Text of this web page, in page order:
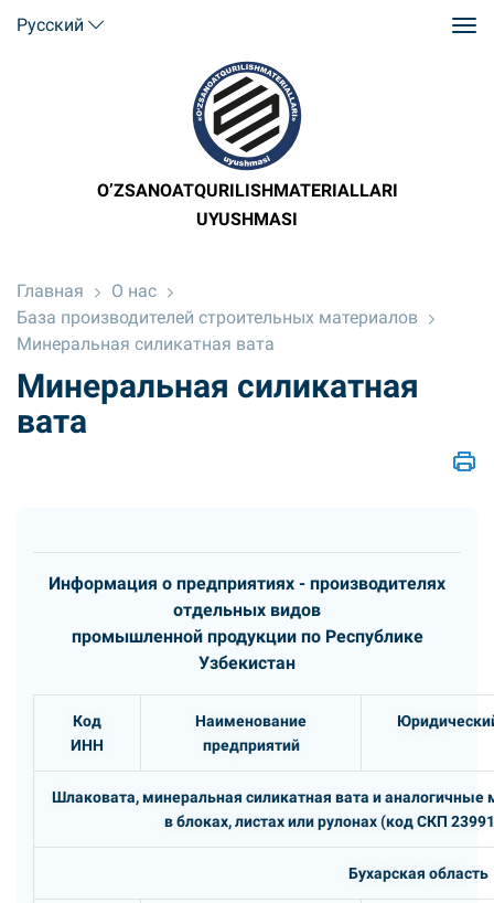
Русский
O’ZSANOATQURILISHMATERIALLARI
UYUSHMASI
Главная
О нас
База производителей строительных материалов
Минеральная силикатная вата
Минеральная силикатная
вата
Информация о предприятиях - производителях
отдельных видов
промышленной продукции по Республике
Узбекистан
Код
ИНН
Наименование
предприятий
Шлаковата, минеральная силикатная вата и
в блоках, листах или рулонах (код СКП
Бухарская область